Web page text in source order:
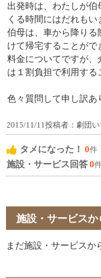
出発時は、わたしが伯
くる時間にはだれもい
伯母は、車から降りる
けて帰宅することがで
料金についてですが、
は１割負担で利用する
色々質問して申し訳あ
2015/11/11投稿者：劇団
タメになった！ 0件
施設・サービス回答0
施設・サービスか
まだ施設・サービスか